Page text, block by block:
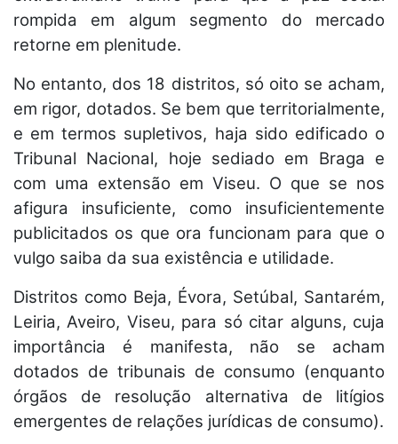
rompida em algum segmento do mercado
retorne em plenitude.
No entanto, dos 18 distritos, só oito se acham,
em rigor, dotados. Se bem que territorialmente,
e em termos supletivos, haja sido edificado o
Tribunal Nacional, hoje sediado em Braga e
com uma extensão em Viseu. O que se nos
afigura insuficiente, como insuficientemente
publicitados os que ora funcionam para que o
vulgo saiba da sua existência e utilidade.
Distritos como Beja, Évora, Setúbal, Santarém,
Leiria, Aveiro, Viseu, para só citar alguns, cuja
importância é manifesta, não se acham
dotados de tribunais de consumo (enquanto
órgãos de resolução alternativa de litígios
emergentes de relações jurídicas de consumo).